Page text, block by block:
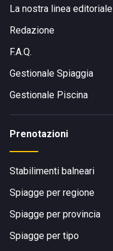
La nostra linea editoriale
Redazione
F.A.Q.
Gestionale Spiaggia
Gestionale Piscina
Prenotazioni
Stabilimenti balneari
Spiagge per regione
Spiagge per provincia
Spiagge per tipo